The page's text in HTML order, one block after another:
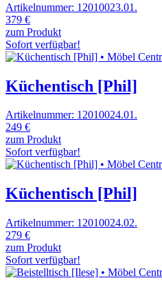
Artikelnummer: 12010023.01.
379 €
zum Produkt
Sofort verfügbar!
Küchentisch [Phil]
Artikelnummer: 12010024.01.
249 €
zum Produkt
Sofort verfügbar!
Küchentisch [Phil]
Artikelnummer: 12010024.02.
279 €
zum Produkt
Sofort verfügbar!